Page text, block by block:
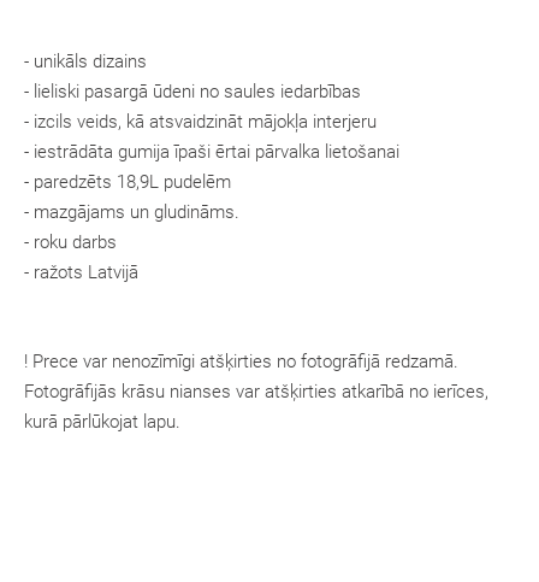
- unikāls dizains
- lieliski pasargā ūdeni no saules iedarbības
- izcils veids, kā atsvaidzināt mājokļa interjeru
- iestrādāta gumija īpaši ērtai pārvalka lietošanai
- paredzēts 18,9L pudelēm
- mazgājams un gludināms.
- roku darbs
- ražots Latvijā
! Prece var nenozīmīgi atšķirties no fotogrāfijā redzamā.
Fotogrāfijās krāsu nianses var atšķirties atkarībā no ierīces,
kurā pārlūkojat lapu.